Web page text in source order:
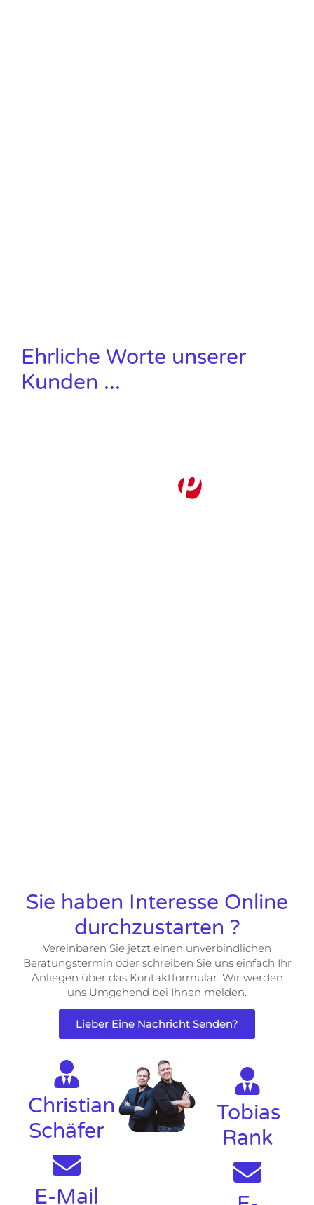
Ehrliche Worte unserer
Kunden ...
Sie haben Interesse Online
durchzustarten ?
Vereinbaren Sie jetzt einen unverbindlichen
Beratungstermin oder schreiben Sie uns einfach Ihr
Anliegen über das Kontaktformular. Wir werden
uns Umgehend bei Ihnen melden.
Lieber Eine Nachricht Senden?
Christian
Schäfer
E-Mail
Tobias
Rank